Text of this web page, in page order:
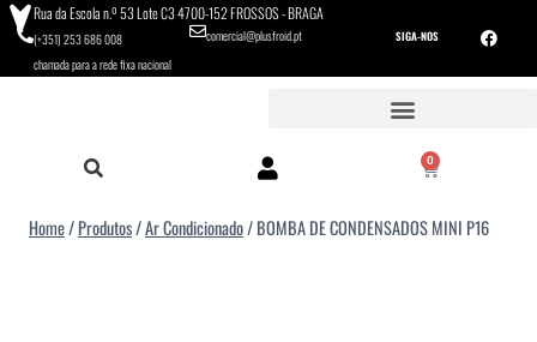
Rua da Escola n.º 53 Lote C3 4700-152 FROSSOS - BRAGA
(+351) 253 686 008
chamada para a rede fixa nacional
comercial@plusfroid.pt SIGA-NOS
0
Home/Produtos/Ar Condicionado/BOMBA DE CONDENSADOS MINI P16